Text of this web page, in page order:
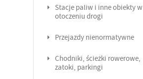
Stacje paliw i inne obiekty w
otoczeniu drogi
Przejazdy nienormatywne
Chodniki, ścieżki rowerowe,
zatoki, parkingi